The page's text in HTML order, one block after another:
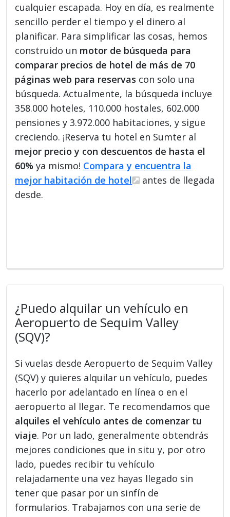
cualquier escapada. Hoy en día, es realmente
sencillo perder el tiempo y el dinero al
planificar. Para simplificar las cosas, hemos
construido un motor de búsqueda para
comparar precios de hotel de más de 70
páginas web para reservas con solo una
búsqueda. Actualmente, la búsqueda incluye
358.000 hoteles, 110.000 hostales, 602.000
pensiones y 3.972.000 habitaciones, y sigue
creciendo. ¡Reserva tu hotel en Sumter al
mejor precio y con descuentos de hasta el
60% ya mismo! Compara y encuentra la
mejor habitación de hotel
antes de llegada
desde.
¿Puedo alquilar un vehículo en
Aeropuerto de Sequim Valley
(SQV)?
Si vuelas desde Aeropuerto de Sequim Valley
(SQV) y quieres alquilar un vehículo, puedes
hacerlo por adelantado en línea o en el
aeropuerto al llegar. Te recomendamos que
alquiles el vehículo antes de comenzar tu
viaje. Por un lado, generalmente obtendrás
mejores condiciones que in situ y, por otro
lado, puedes recibir tu vehículo
relajadamente una vez hayas llegado sin
tener que pasar por un sinfín de
formularios. Trabajamos con una serie de